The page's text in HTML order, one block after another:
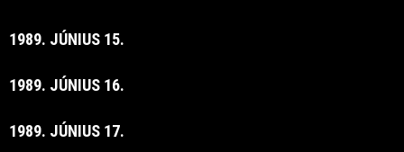
1989. JÚNIUS 15.
1989. JÚNIUS 16.
1989. JÚNIUS 17.